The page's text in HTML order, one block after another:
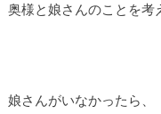
奥様と娘さんのことを考
娘さんがいなかったら、